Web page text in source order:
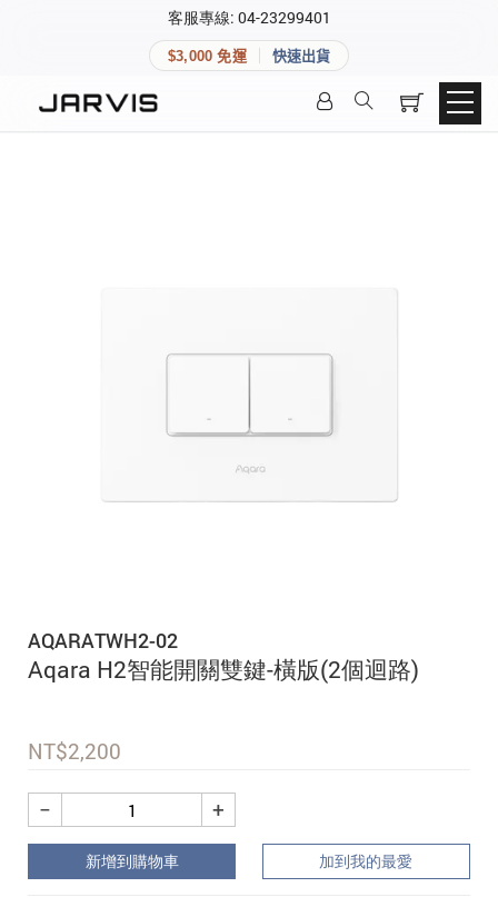
客服專線: 04-23299401
$3,000 免運 快速出貨
AQARATWH2-02
Aqara H2智能開關雙鍵-橫版(2個迴路)
NT$2,200
+
−
新增到購物車 加到我的最愛
快速連結
登入後可查看訂單、會員資料與收藏清單。
追蹤我的訂單
加入 JARVIS VIP